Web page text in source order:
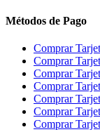
Métodos de Pago
Comprar
Comprar
Comprar
Comprar
Comprar
Comprar
Comprar